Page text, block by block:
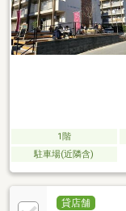
1階
駐車場(近隣含)
貸店舗